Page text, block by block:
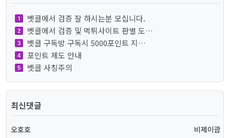
벳클에서 검증 잘 하시는분 모십니다.
벳클에서 검증 및 먹튀사이트 판별 도…
벳클 구독방 구독시 5000포인트 지…
포인트 제도 안내
벳클 사칭주의
최신댓글
오호호 비제이괌